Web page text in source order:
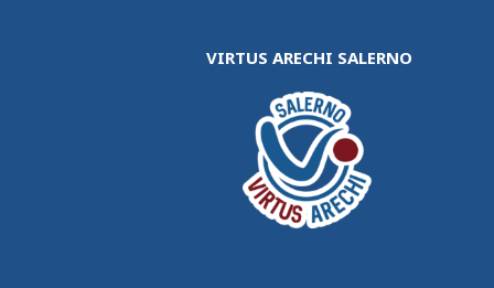
VIRTUS ARECHI SALERNO